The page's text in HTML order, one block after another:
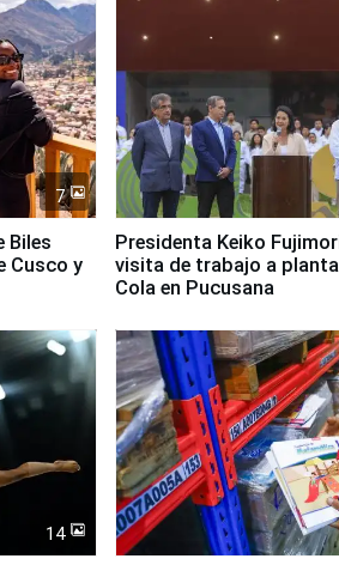
7
Biles
Cusco y
Presidenta Keiko
visita de trabajo a
Cola en Pucusana
14